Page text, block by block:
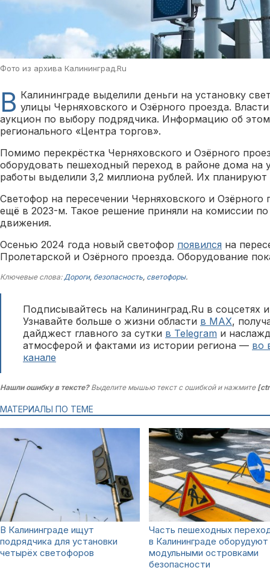
Фото из архива Калининград.Ru
В Калининграде выделили деньги на установку
улицы Черняховского и Озёрного проезда. Власти
аукцион по выбору подрядчика. Информацию об этом
регионального «Центра торгов».
Помимо перекрёстка Черняховского и Озёрного
оборудовать пешеходный переход в районе дома на
работы выделили 3,2 миллиона рублей. Их
Светофор на пересечении Черняховского и Озёрного
ещё в 2023-м. Такое решение приняли на комиссии
движения.
Осенью 2024 года новый светофор появился на
Пролетарской и Озёрного проезда. Оборудование
Ключевые слова:Дороги, безопасность, светофоры.
Подписывайтесь на Калининград.Ru в соцсетях
Узнавайте больше о жизни области в MAX,
дайджест главного за сутки в Telegram и
атмосферой и фактами из истории региона — во
канале
Нашли ошибку в тексте?Выделите мышью текст с ошибкой и нажмите
МАТЕРИАЛЫ ПО ТЕМЕ
В Калининграде ищут
подрядчика для установки
четырёх светофоров
Часть пешеходных
в Калининграде оборудуют
модульными островками
безопасности